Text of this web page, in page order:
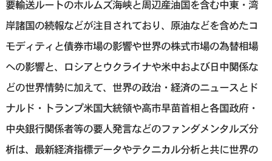
要輸送ルートのホルムズ海峡と周辺産油国を含む中東・湾
岸諸国の続報などが注目されており、原油などを含めたコ
モディティと債券市場の影響や世界の株式市場の為替相場
への影響と、ロシアとウクライナや米中および日中関係な
どの世界情勢に加えて、世界の政治・経済のニュースとド
ナルド・トランプ米国大統領や高市早苗首相と各国政府・
中央銀行関係者等の要人発言などのファンダメンタルズ分
析は、最新経済指標データやテクニカル分析と共に世界の